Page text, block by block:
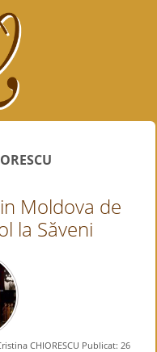
Moldova de
la Săveni
CHIORESCU Publicat: 26